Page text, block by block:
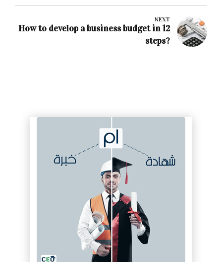
NEXT
How to develop a business budget in 12
steps?